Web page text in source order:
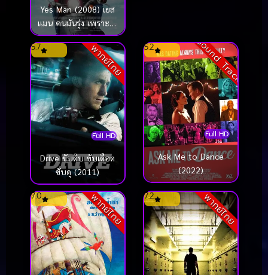
Yes Man (2008) เยส
แมน คนมันรุ่ง เพราะมุ่ง
เซย์ “เยส” (จิม แคร์รี่ย์)
พากย์ไทย
Full HD
5.7
Drive ขับดิบ ขับเดือด
ขับดุ (2011)
Sound Track
Full HD
5.2
Ask Me to Dance
(2022)
พากย์ไทย
7.0 พากย์ไทย
7.2